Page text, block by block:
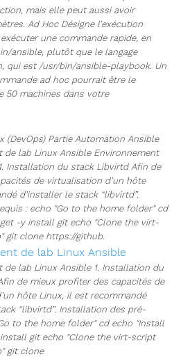
mais elle peut aussi avoir
Ad Hoc Désigne l’exécution
exécuter une commande rapide, en
ansible, plutôt que le langage
qui est /usr/bin/ansible-playbook. Un
ad hoc pourrait être le
50 machines dans votre
(DevOps) Partie Automation Ansible
de lab Linux Ansible Environnement
Installation du stack Libvirtd Afin de
de virtualisation d’un hôte
d’installer le stack “libvirtd”.
: echo "Go to the home folder" cd
-y install git echo "Clone the virt-
git clone https://github.
de lab Linux Ansible
de lab Linux Ansible 1. Installation du
de mieux profiter des capacités de
hôte Linux, il est recommandé
“libvirtd”. Installation des pré-
to the home folder" cd echo "Install
git echo "Clone the virt-script
git clone